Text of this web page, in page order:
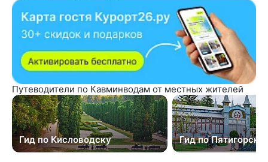
Путеводители по Кавминводам от местных жителей
Гид по Кисловодску Гид по Пятигорску